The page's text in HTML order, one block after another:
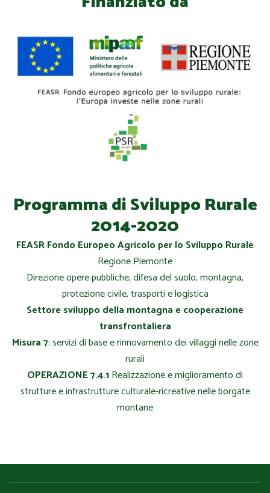
Programma di Sviluppo Rurale
2014-2020
FEASR Fondo Europeo Agricolo per lo Sviluppo Rurale
Regione Piemonte
Direzione opere pubbliche, difesa del suolo, montagna,
protezione civile, trasporti e logistica
Settore sviluppo della montagna e cooperazione
transfrontaliera
Misura 7: servizi di base e rinnovamento dei villaggi nelle zone
rurali
OPERAZIONE 7.4.1Realizzazione e miglioramento di
strutture e infrastrutture culturale-ricreative nelle borgate
montane